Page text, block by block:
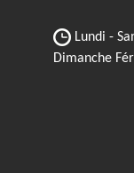
Lundi -
Dimanche